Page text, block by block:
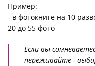
Пример:
- в фотокниге на 10
20 до 55 фото
Если вы
переживайте -